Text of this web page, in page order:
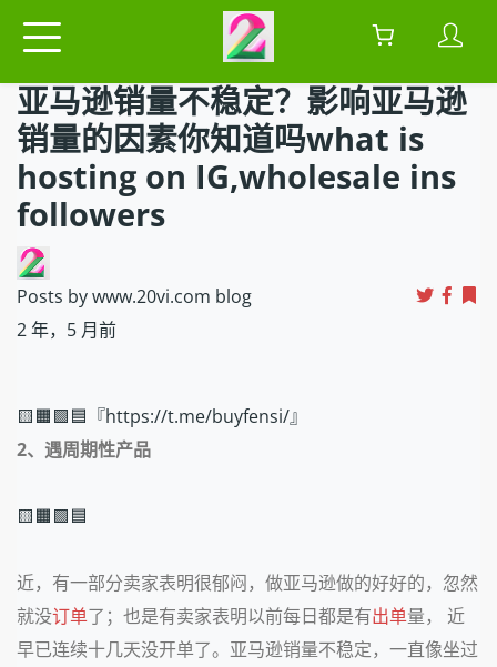
亚马逊销量不稳定？影响亚马逊
销量的因素你知道吗what is
hosting on IG,wholesale ins
followers
Posts by www.20vi.com blog
2 年，5 月前
🟨🟧🟩🟦『https://t.me/buyfensi/』
2、遇周期性产品
🟨🟧🟩🟦
近，有一部分卖家表明很郁闷，做亚马逊做的好好的，忽然
就没订单了；也是有卖家表明以前每日都是有出单量， 近
早已连续十几天没开单了。亚马逊销量不稳定，一直像坐过